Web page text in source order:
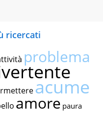
ricercati
problema
acume
amore paura